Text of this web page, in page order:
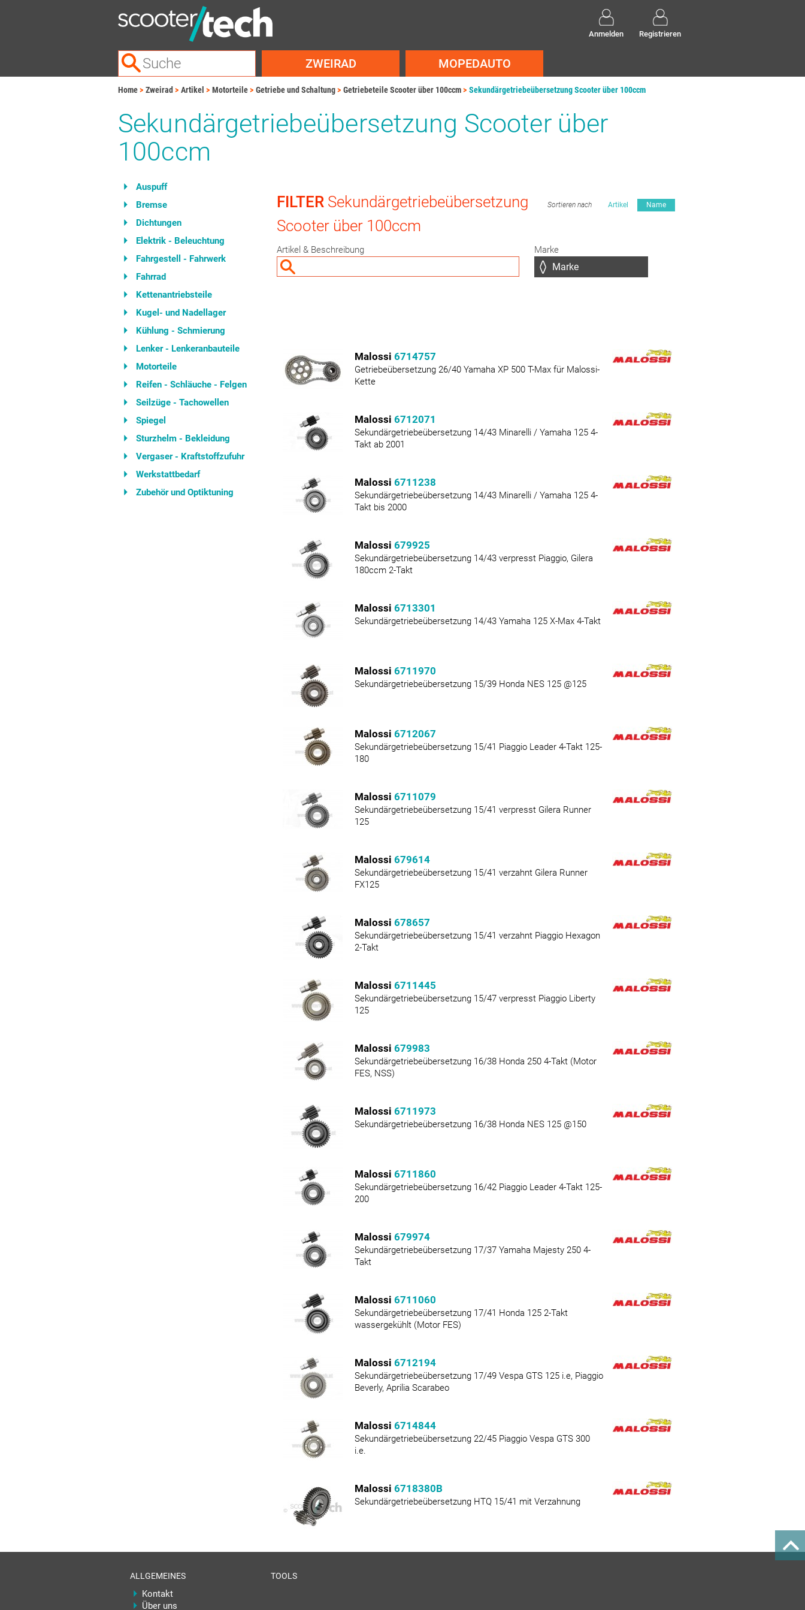
Anmelden Registrieren
ZWEIRAD MOPEDAUTO
Home Zweirad Artikel Motorteile Getriebe und Schaltung Getriebeteile Scooter über 100ccm Sekundärgetriebeübersetzung Scooter über 100ccm
Sekundärgetriebeübersetzung Scooter über
100ccm
Auspuff
Bremse
Dichtungen
Elektrik - Beleuchtung
Fahrgestell - Fahrwerk
Fahrrad
Kettenantriebsteile
Kugel- und Nadellager
Kühlung - Schmierung
Lenker - Lenkeranbauteile
Motorteile
Reifen - Schläuche - Felgen
Seilzüge - Tachowellen
Spiegel
Sturzhelm - Bekleidung
Vergaser - Kraftstoffzufuhr
Werkstattbedarf
Zubehör und Optiktuning
FILTER Sekundärgetriebeübersetzung
Scooter über 100ccm
Sortieren nach Artikel Name
Artikel & Beschreibung Marke
Malossi 6714757
Getriebeübersetzung 26/40 Yamaha XP 500 T-Max für Malossi-
Kette
Malossi 6712071
Sekundärgetriebeübersetzung 14/43 Minarelli / Yamaha 125 4-
Takt ab 2001
Malossi 6711238
Sekundärgetriebeübersetzung 14/43 Minarelli / Yamaha 125 4-
Takt bis 2000
Malossi 679925
Sekundärgetriebeübersetzung 14/43 verpresst Piaggio, Gilera
180ccm 2-Takt
Malossi 6713301
Sekundärgetriebeübersetzung 14/43 Yamaha 125 X-Max 4-Takt
Malossi 6711970
Sekundärgetriebeübersetzung 15/39 Honda NES 125 @125
Malossi 6712067
Sekundärgetriebeübersetzung 15/41 Piaggio Leader 4-Takt 125-
180
Malossi 6711079
Sekundärgetriebeübersetzung 15/41 verpresst Gilera Runner
125
Malossi 679614
Sekundärgetriebeübersetzung 15/41 verzahnt Gilera Runner
FX125
Malossi 678657
Sekundärgetriebeübersetzung 15/41 verzahnt Piaggio Hexagon
2-Takt
Malossi 6711445
Sekundärgetriebeübersetzung 15/47 verpresst Piaggio Liberty
125
Malossi 679983
Sekundärgetriebeübersetzung 16/38 Honda 250 4-Takt (Motor
FES, NSS)
Malossi 6711973
Sekundärgetriebeübersetzung 16/38 Honda NES 125 @150
Malossi 6711860
Sekundärgetriebeübersetzung 16/42 Piaggio Leader 4-Takt 125-
200
Malossi 679974
Sekundärgetriebeübersetzung 17/37 Yamaha Majesty 250 4-
Takt
Malossi 6711060
Sekundärgetriebeübersetzung 17/41 Honda 125 2-Takt
wassergekühlt (Motor FES)
Malossi 6712194
Sekundärgetriebeübersetzung 17/49 Vespa GTS 125 i.e, Piaggio
Beverly, Aprilia Scarabeo
Malossi 6714844
Sekundärgetriebeübersetzung 22/45 Piaggio Vespa GTS 300
i.e.
Malossi 6718380B
Sekundärgetriebeübersetzung HTQ 15/41 mit Verzahnung
ALLGEMEINES
Kontakt
Über uns
TOOLS